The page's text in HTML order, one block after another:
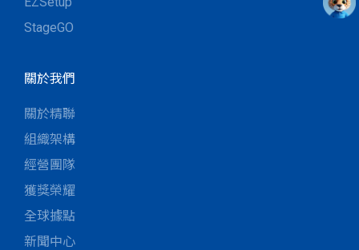
StageGO
關於我們
關於精聯
組織架構
經營團隊
獲獎榮耀
全球據點
新聞中心